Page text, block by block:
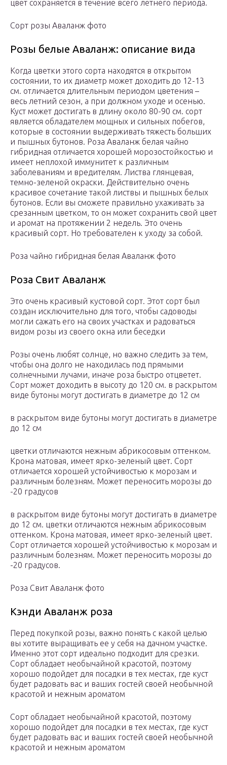
цвет сохраняется в течение всего летнего периода.
Сорт розы Аваланж фото
Розы белые Аваланж: описание вида
Когда цветки этого сорта находятся в открытом
состоянии, то их диаметр может доходить до 12-13
см. отличается длительным периодом цветения –
весь летний сезон, а при должном уходе и осенью.
Куст может достигать в длину около 80-90 см. сорт
является обладателем мощных и сильных побегов,
которые в состоянии выдерживать тяжесть больших
и пышных бутонов. Роза Аваланж белая чайно
гибридная отличается хорошей морозостойкостью и
имеет неплохой иммунитет к различным
заболеваниям и вредителям. Листва глянцевая,
темно-зеленой окраски. Действительно очень
красивое сочетание такой листвы и пышных белых
бутонов. Если вы сможете правильно ухаживать за
срезанным цветком, то он может сохранить свой цвет
и аромат на протяжении 2 недель. Это очень
красивый сорт. Но требователен к уходу за собой.
Роза чайно гибридная белая Аваланж фото
Роза Свит Аваланж
Это очень красивый кустовой сорт. Этот сорт был
создан исключительно для того, чтобы садоводы
могли сажать его на своих участках и радоваться
видом розы из своего окна или беседки
Розы очень любят солнце, но важно следить за тем,
чтобы она долго не находилась под прямыми
солнечными лучами, иначе роза быстро отцветет.
Сорт может доходить в высоту до 120 см. в раскрытом
виде бутоны могут достигать в диаметре до 12 см
в раскрытом виде бутоны могут достигать в диаметре
до 12 см
цветки отличаются нежным абрикосовым оттенком.
Крона матовая, имеет ярко-зеленый цвет. Сорт
отличается хорошей устойчивостью к морозам и
различным болезням. Может переносить морозы до
-20 градусов
в раскрытом виде бутоны могут достигать в диаметре
до 12 см. цветки отличаются нежным абрикосовым
оттенком. Крона матовая, имеет ярко-зеленый цвет.
Сорт отличается хорошей устойчивостью к морозам и
различным болезням. Может переносить морозы до
-20 градусов.
Роза Свит Аваланж фото
Кэнди Аваланж роза
Перед покупкой розы, важно понять с какой целью
вы хотите выращивать ее у себя на дачном участке.
Именно этот сорт идеально подходит для срезки.
Сорт обладает необычайной красотой, поэтому
хорошо подойдет для посадки в тех местах, где куст
будет радовать вас и ваших гостей своей необычной
красотой и нежным ароматом
Сорт обладает необычайной красотой, поэтому
хорошо подойдет для посадки в тех местах, где куст
будет радовать вас и ваших гостей своей необычной
красотой и нежным ароматом